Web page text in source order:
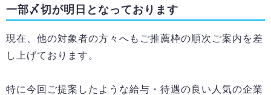
一部〆切が明日となっております
現在、他の対象者の方々へもご推薦枠の順次ご案内を差
し上げております。
特に今回ご提案したような給与・待遇の良い人気の企業